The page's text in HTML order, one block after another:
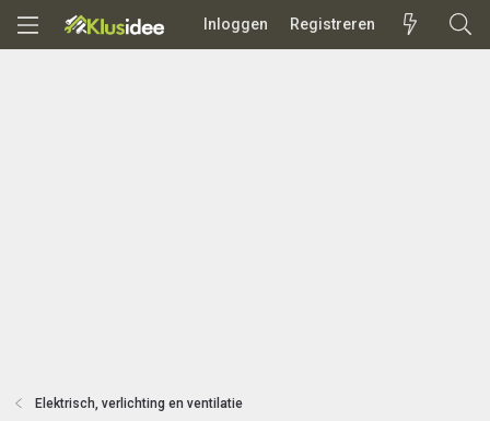
Inloggen Registreren
Elektrisch, verlichting en ventilatie